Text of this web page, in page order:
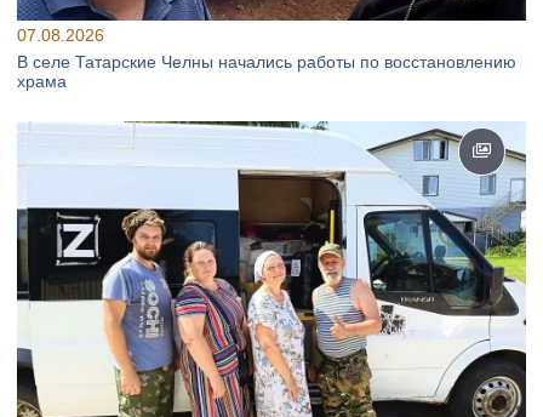
07.08.2026
В селе Татарские Челны начались работы по восстановлению
храма